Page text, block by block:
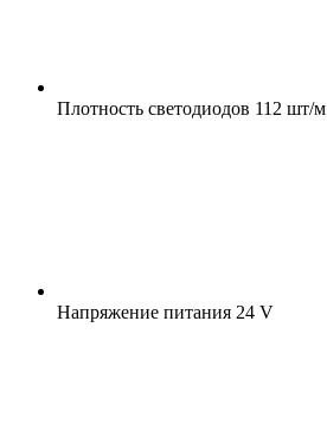
Плотность светодиодов 112 шт/м
Напряжение питания 24 V